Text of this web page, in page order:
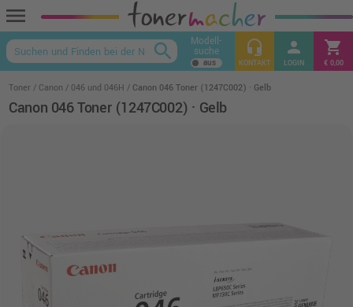
menu
keyboard_arrow_up
search Modell-
suche headset_mic
KONTAKT
person
LOGIN
shopping_cart
€ 0,00
Toner Canon 046 und 046H Canon 046 Toner (1247C002) · Gelb
Canon 046 Toner (1247C002) · Gelb